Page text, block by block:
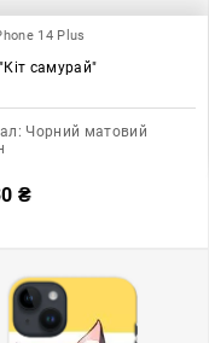
14 Plus
самурай"
Чорний матовий
₴